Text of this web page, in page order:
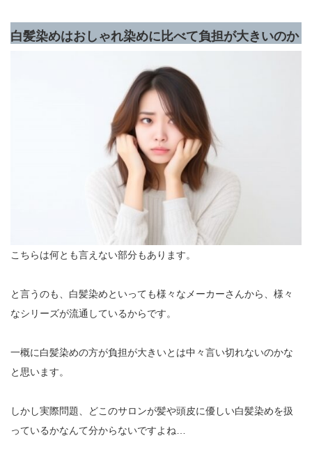
白髪染めはおしゃれ染めに比べて負担が大きいのか
こちらは何とも言えない部分もあります。
と言うのも、白髪染めといっても様々なメーカーさんから、様々
なシリーズが流通しているからです。
一概に白髪染めの方が負担が大きいとは中々言い切れないのかな
と思います。
しかし実際問題、どこのサロンが髪や頭皮に優しい白髪染めを扱
っているかなんて分からないですよね…